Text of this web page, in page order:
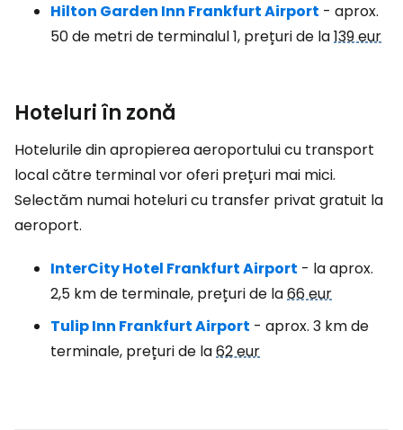
Hilton Garden Inn Frankfurt Airport - aprox.
50 de metri de terminalul 1, prețuri de la139 eur
Hoteluri în zonă
Hotelurile din apropierea aeroportului cu transport
local către terminal vor oferi prețuri mai mici.
Selectăm numai hoteluri cu transfer privat gratuit la
aeroport.
InterCity Hotel Frankfurt Airport - la aprox.
2,5 km de terminale, prețuri de la66 eur
Tulip Inn Frankfurt Airport - aprox. 3 km de
terminale, prețuri de la62 eur